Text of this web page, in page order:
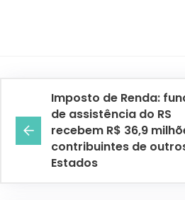
Imposto de Renda:
de assistência do RS
recebem R$ 36,9
contribuintes de
Estados